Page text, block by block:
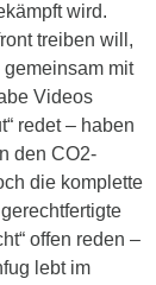
wird.
treiben will,
mit
Videos
redet – haben
den CO2-
die komplette
offen reden –
lebt im